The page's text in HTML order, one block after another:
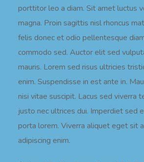
porttitor leo a diam. Sit amet luctus
magna. Proin sagittis nisl rhoncus
felis donec et odio pellentesque
commodo sed. Auctor elit sed
mauris. Lorem sed risus ultricies
enim. Suspendisse in est ante in.
nisi vitae suscipit. Lacus sed viverra
justo nec ultrices dui. Imperdiet sed
porta lorem. Viverra aliquet eget sit
adipiscing enim.